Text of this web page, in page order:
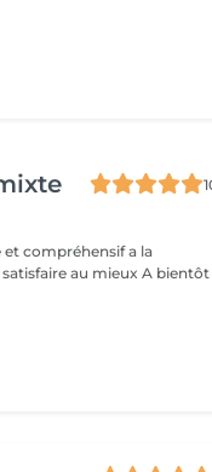
et compréhensif a la
clientèle... Nous sommes la pour vous satisfaire au mieux A bientôt